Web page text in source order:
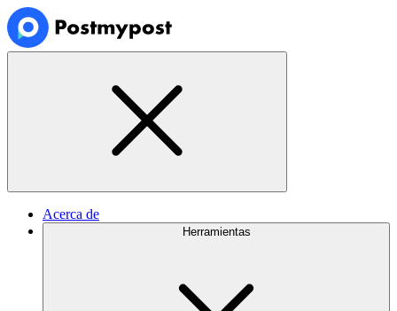
Acerca de
Herramientas